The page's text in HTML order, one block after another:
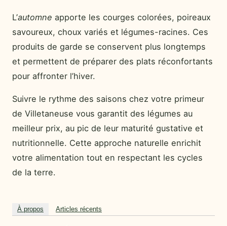
L’automne apporte les courges colorées, poireaux
savoureux, choux variés et légumes-racines. Ces
produits de garde se conservent plus longtemps
et permettent de préparer des plats réconfortants
pour affronter l’hiver.
Suivre le rythme des saisons chez votre primeur
de Villetaneuse vous garantit des légumes au
meilleur prix, au pic de leur maturité gustative et
nutritionnelle. Cette approche naturelle enrichit
votre alimentation tout en respectant les cycles
de la terre.
À propos Articles récents